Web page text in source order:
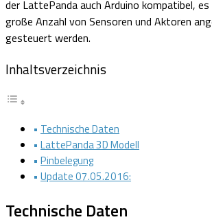
der LattePanda auch Arduino kompatibel, es
große Anzahl von Sensoren und Aktoren
gesteuert werden.
Inhaltsverzeichnis
Technische Daten
LattePanda 3D Modell
Pinbelegung
Update 07.05.2016:
Technische Daten